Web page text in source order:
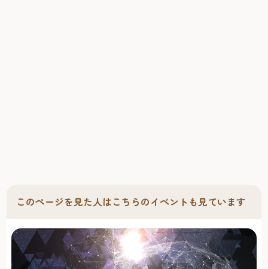
ネマ キャナルシティ13」、メダルゲームやＵＦＯキャッ
チャーなどを多数取りそろえた「TAITO STATION」など、遊
び心を満たしてくれるエンターテイメント施設も盛りだく
さん。
このページを見た人はこちらのイベントも見ています